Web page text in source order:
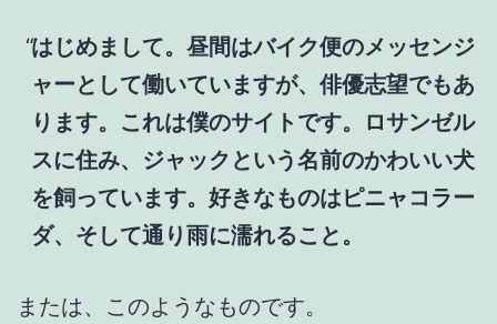
はじめまして。昼間はバイク便のメッセンジ
ャーとして働いていますが、俳優志望でもあ
ります。これは僕のサイトです。ロサンゼル
スに住み、ジャックという名前のかわいい犬
を飼っています。好きなものはピニャコラー
ダ、そして通り雨に濡れること。
または、このようなものです。